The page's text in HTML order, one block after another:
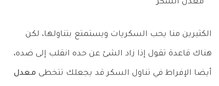
الكثيرين منا يحب السكريات ويستمتع بتناولها، لكن
هناك قاعدة تقول إذا زاد الشئ عن حده انقلب إلى ضده،
أيضا الإفراط في تناول السكر قد يجعلك تتخطى معدل